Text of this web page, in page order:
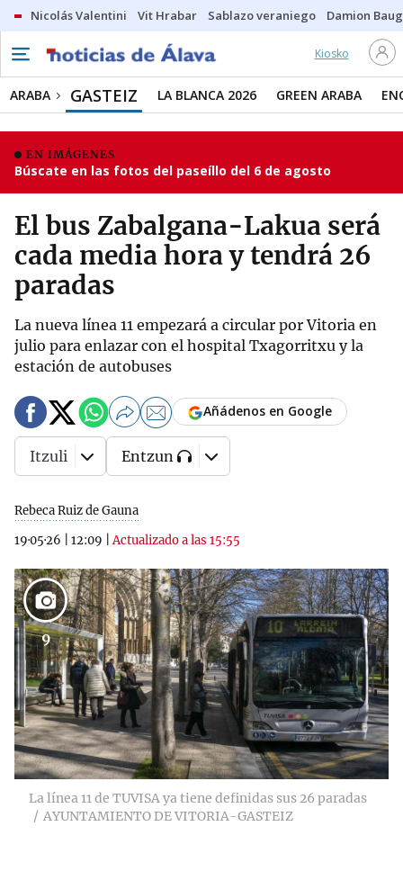
Nicolás Valentini Vit Hrabar Sablazo veraniego Damion
Kiosko
ARABA GASTEIZ LA BLANCA 2026 GREEN ARABA
EN IMÁGENES
Búscate en las fotos del paseíllo del 6 de agosto
El bus Zabalgana-Lakua será
cada media hora y tendrá 26
paradas
La nueva línea 11 empezará a circular por Vitoria en
julio para enlazar con el hospital Txagorritxu y la
estación de autobuses
Rebeca Ruiz de Gauna
19·05·26
12:09 |Actualizado a las 15:55
Añádenos en Google
Itzuli Entzun
9
La línea 11 de TUVISA ya tiene definidas sus 26 paradas
AYUNTAMIENTO DE VITORIA-GASTEIZ